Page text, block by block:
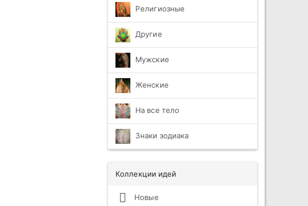
Религиозные
Другие
Мужские
Женские
На все тело
Знаки зодиака
Коллекции идей
Новые